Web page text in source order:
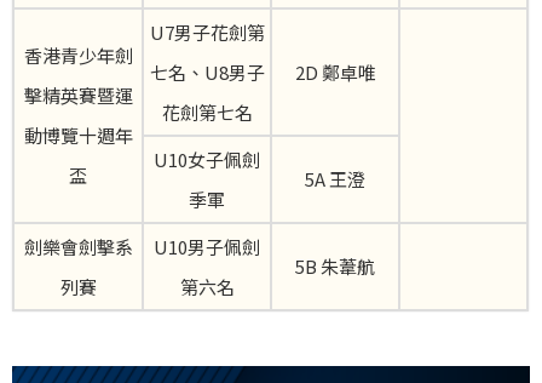
香港青少年劍
擊精英賽暨運
動博覽十週年
盃
U7男子花劍第
七名、U8男子
花劍第七名
2D 鄭卓唯
U10女子佩劍
季軍
5A 王澄
劍樂會劍擊系
列賽
U10男子佩劍
第六名
5B 朱葦航